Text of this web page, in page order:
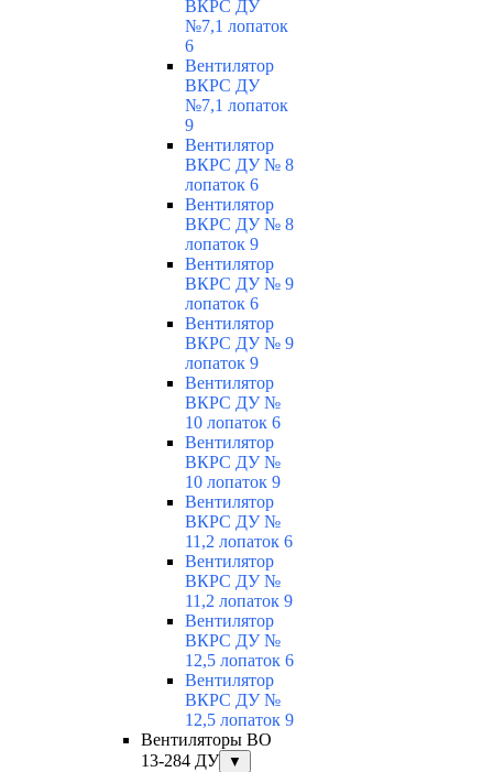
ВКРС ДУ
№7,1 лопаток
6
Вентилятор
ВКРС ДУ
№7,1 лопаток
9
Вентилятор
ВКРС ДУ № 8
лопаток 6
Вентилятор
ВКРС ДУ № 8
лопаток 9
Вентилятор
ВКРС ДУ № 9
лопаток 6
Вентилятор
ВКРС ДУ № 9
лопаток 9
Вентилятор
ВКРС ДУ №
10 лопаток 6
Вентилятор
ВКРС ДУ №
10 лопаток 9
Вентилятор
ВКРС ДУ №
11,2 лопаток 6
Вентилятор
ВКРС ДУ №
11,2 лопаток 9
Вентилятор
ВКРС ДУ №
12,5 лопаток 6
Вентилятор
ВКРС ДУ №
12,5 лопаток 9
Вентиляторы ВО
13-284 ДУ
▼